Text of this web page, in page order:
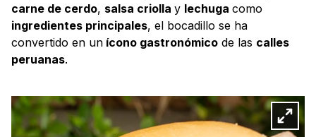
carne de cerdo, salsa criolla y lechuga como
ingredientes principales, el bocadillo se ha
convertido en un ícono gastronómico de las calles
peruanas.